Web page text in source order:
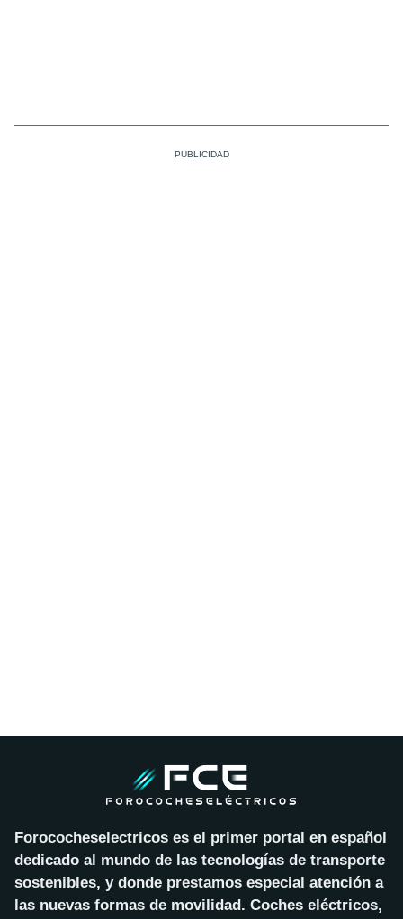
Forococheselectricos es el primer portal en español
dedicado al mundo de las tecnologías de transporte
sostenibles, y donde prestamos especial atención a
las nuevas formas de movilidad. Coches eléctricos,